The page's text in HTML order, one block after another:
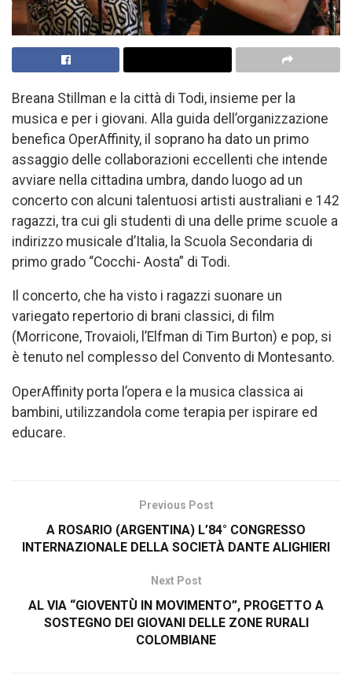
Breana Stillman e la città di Todi, insieme per la
musica e per i giovani. Alla guida dell’organizzazione
benefica OperAffinity, il soprano ha dato un primo
assaggio delle collaborazioni eccellenti che intende
avviare nella cittadina umbra, dando luogo ad un
concerto con alcuni talentuosi artisti australiani e 142
ragazzi, tra cui gli studenti di una delle prime scuole a
indirizzo musicale d’Italia, la Scuola Secondaria di
primo grado “Cocchi- Aosta” di Todi.
Il concerto, che ha visto i ragazzi suonare un
variegato repertorio di brani classici, di film
(Morricone, Trovaioli, l’Elfman di Tim Burton) e pop, si
è tenuto nel complesso del Convento di Montesanto.
OperAffinity porta l’opera e la musica classica ai
bambini, utilizzandola come terapia per ispirare ed
educare.
Previous Post
A ROSARIO (ARGENTINA) L’84° CONGRESSO
INTERNAZIONALE DELLA SOCIETÀ DANTE ALIGHIERI
Next Post
AL VIA “GIOVENTÙ IN MOVIMENTO”, PROGETTO A
SOSTEGNO DEI GIOVANI DELLE ZONE RURALI
COLOMBIANE